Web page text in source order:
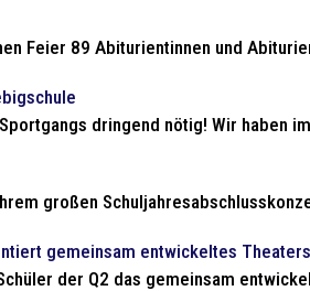
Feier 89 Abiturientinnen und
dringend nötig! Wir haben
großen
gemeinsam entwickeltes
der Q2 das gemeinsam